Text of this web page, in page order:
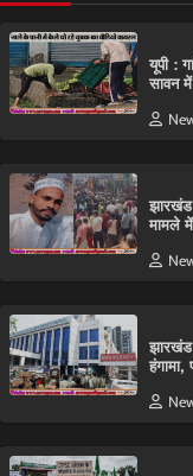
यूपी :
सावन
झारखंड
मामले में